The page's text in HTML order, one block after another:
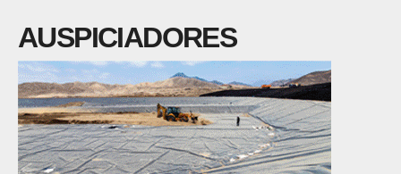
AUSPICIADORES